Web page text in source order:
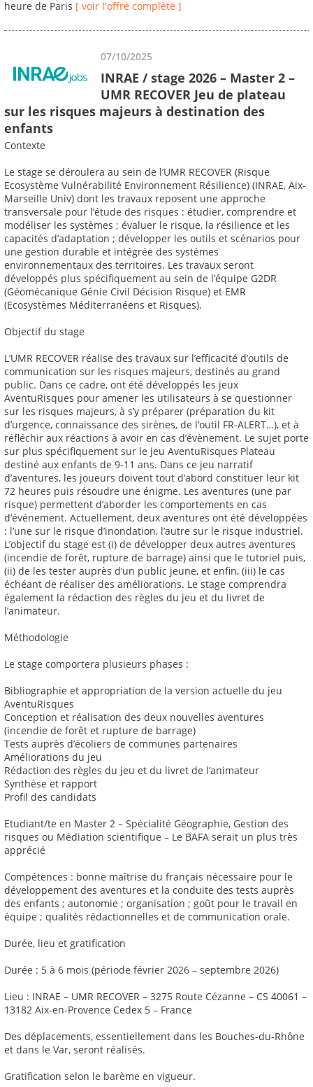
heure de Paris [ voir l'offre complète ]
07/10/2025
INRAE / stage 2026 – Master 2 –
UMR RECOVER Jeu de plateau
sur les risques majeurs à destination des
enfants
Contexte
Le stage se déroulera au sein de l’UMR RECOVER (Risque
Ecosystème Vulnérabilité Environnement Résilience) (INRAE, Aix-
Marseille Univ) dont les travaux reposent une approche
transversale pour l’étude des risques : étudier, comprendre et
modéliser les systèmes ; évaluer le risque, la résilience et les
capacités d’adaptation ; développer les outils et scénarios pour
une gestion durable et intégrée des systèmes
environnementaux des territoires. Les travaux seront
développés plus spécifiquement au sein de l’équipe G2DR
(Géomécanique Génie Civil Décision Risque) et EMR
(Ecosystèmes Méditerranéens et Risques).
Objectif du stage
L’UMR RECOVER réalise des travaux sur l’efficacité d’outils de
communication sur les risques majeurs, destinés au grand
public. Dans ce cadre, ont été développés les jeux
AventuRisques pour amener les utilisateurs à se questionner
sur les risques majeurs, à s’y préparer (préparation du kit
d’urgence, connaissance des sirènes, de l’outil FR-ALERT…), et à
réfléchir aux réactions à avoir en cas d’évènement. Le sujet porte
sur plus spécifiquement sur le jeu AventuRisques Plateau
destiné aux enfants de 9-11 ans. Dans ce jeu narratif
d’aventures, les joueurs doivent tout d’abord constituer leur kit
72 heures puis résoudre une énigme. Les aventures (une par
risque) permettent d’aborder les comportements en cas
d’événement. Actuellement, deux aventures ont été développées
: l’une sur le risque d’inondation, l’autre sur le risque industriel.
L’objectif du stage est (i) de développer deux autres aventures
(incendie de forêt, rupture de barrage) ainsi que le tutoriel puis,
(ii) de les tester auprès d’un public jeune, et enfin, (iii) le cas
échéant de réaliser des améliorations. Le stage comprendra
également la rédaction des règles du jeu et du livret de
l’animateur.
Méthodologie
Le stage comportera plusieurs phases :
Bibliographie et appropriation de la version actuelle du jeu
AventuRisques
Conception et réalisation des deux nouvelles aventures
(incendie de forêt et rupture de barrage)
Tests auprès d’écoliers de communes partenaires
Améliorations du jeu
Rédaction des règles du jeu et du livret de l’animateur
Synthèse et rapport
Profil des candidats
Etudiant/te en Master 2 – Spécialité Géographie, Gestion des
risques ou Médiation scientifique – Le BAFA serait un plus très
apprécié
Compétences : bonne maîtrise du français nécessaire pour le
développement des aventures et la conduite des tests auprès
des enfants ; autonomie ; organisation ; goût pour le travail en
équipe ; qualités rédactionnelles et de communication orale.
Durée, lieu et gratification
Durée : 5 à 6 mois (période février 2026 – septembre 2026)
Lieu : INRAE – UMR RECOVER – 3275 Route Cézanne – CS 40061 –
13182 Aix-en-Provence Cedex 5 – France
Des déplacements, essentiellement dans les Bouches-du-Rhône
et dans le Var, seront réalisés.
Gratification selon le barème en vigueur.